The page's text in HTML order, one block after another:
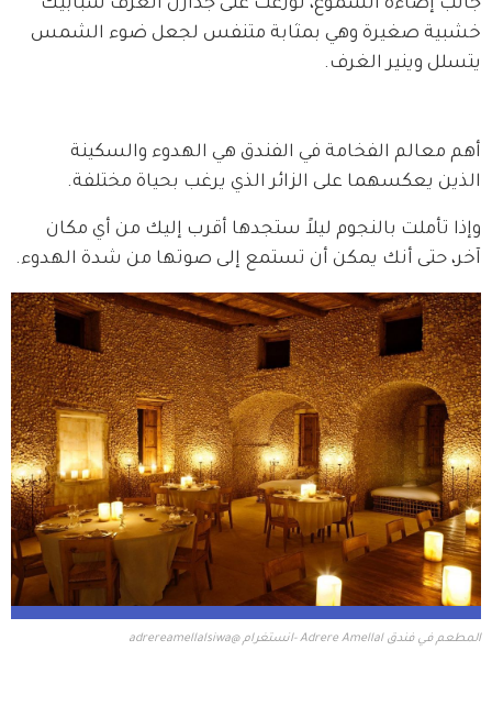
جانب إضاءة الشموع، توزعت على جدارن الغرف شبابيك
خشبية صغيرة وهي بمثابة متنفس لجعل ضوء الشمس
يتسلل وينير الغرف.
أهم معالم الفخامة في الفندق هي الهدوء والسكينة
الذين يعكسهما على الزائر الذي يرغب بحياة مختلفة.
وإذا تأملت بالنجوم ليلاً ستجدها أقرب إليك من أي مكان
آخر، حتى أنك يمكن أن تستمع إلى صوتها من شدة الهدوء.
المطعم في فندق Adrere Amellal -انستغرام @adrereamellalsiwa